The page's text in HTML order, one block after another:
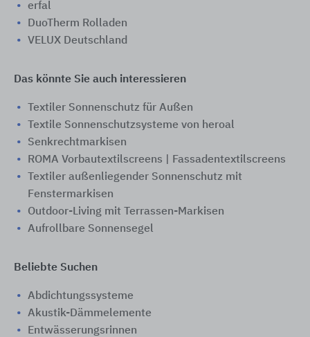
erfal
DuoTherm Rolladen
VELUX Deutschland
Das könnte Sie auch interessieren
Textiler Sonnenschutz für Außen
Textile Sonnenschutzsysteme von heroal
Senkrechtmarkisen
ROMA Vorbautextilscreens | Fassadentextilscreens
Textiler außenliegender Sonnenschutz mit
Fenstermarkisen
Outdoor-Living mit Terrassen-Markisen
Aufrollbare Sonnensegel
Beliebte Suchen
Abdichtungssysteme
Akustik-Dämmelemente
Entwässerungsrinnen